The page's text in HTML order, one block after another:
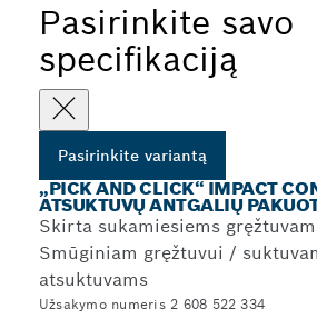
Pasirinkite savo
specifikaciją
Pasirinkite variantą
„PICK AND CLICK“ IMPACT
ATSUKTUVŲ ANTGALIŲ
Skirta sukamiesiems
Smūginiam gręžtuvui /
atsuktuvams
Užsakymo numeris 2 608 522 334